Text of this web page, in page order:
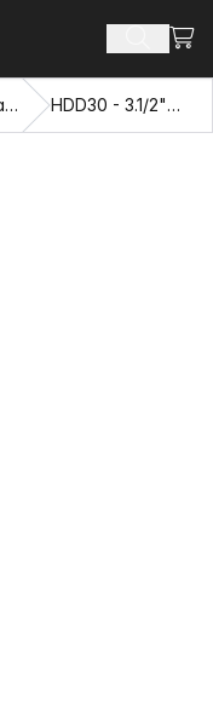
Іздеу
Mincon™ HDD балғалары HDD30 - 3.1/2" Бит